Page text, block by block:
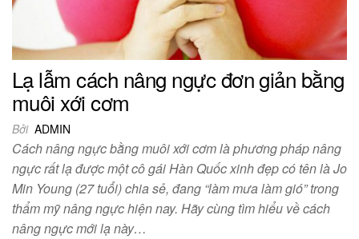
Lạ lẫm cách nâng ngực đơn giản bằng
muôi xới cơm
Bởi ADMIN
Cách nâng ngực bằng muôi xới cơm là phương pháp nâng
ngực rất lạ được một cô gái Hàn Quốc xinh đẹp có tên là Jo
Min Young (27 tuổi) chia sẻ, đang “làm mưa làm gió” trong
thẩm mỹ nâng ngực hiện nay. Hãy cùng tìm hiểu về cách
nâng ngực mới lạ này…